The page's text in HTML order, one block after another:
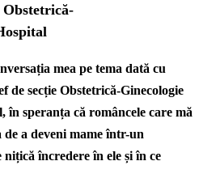
Obstetrică-
mea pe tema dată cu
de secție Obstetrică-Ginecologie
speranța că româncele care mă
a deveni mame într-un
încredere în ele și în ce